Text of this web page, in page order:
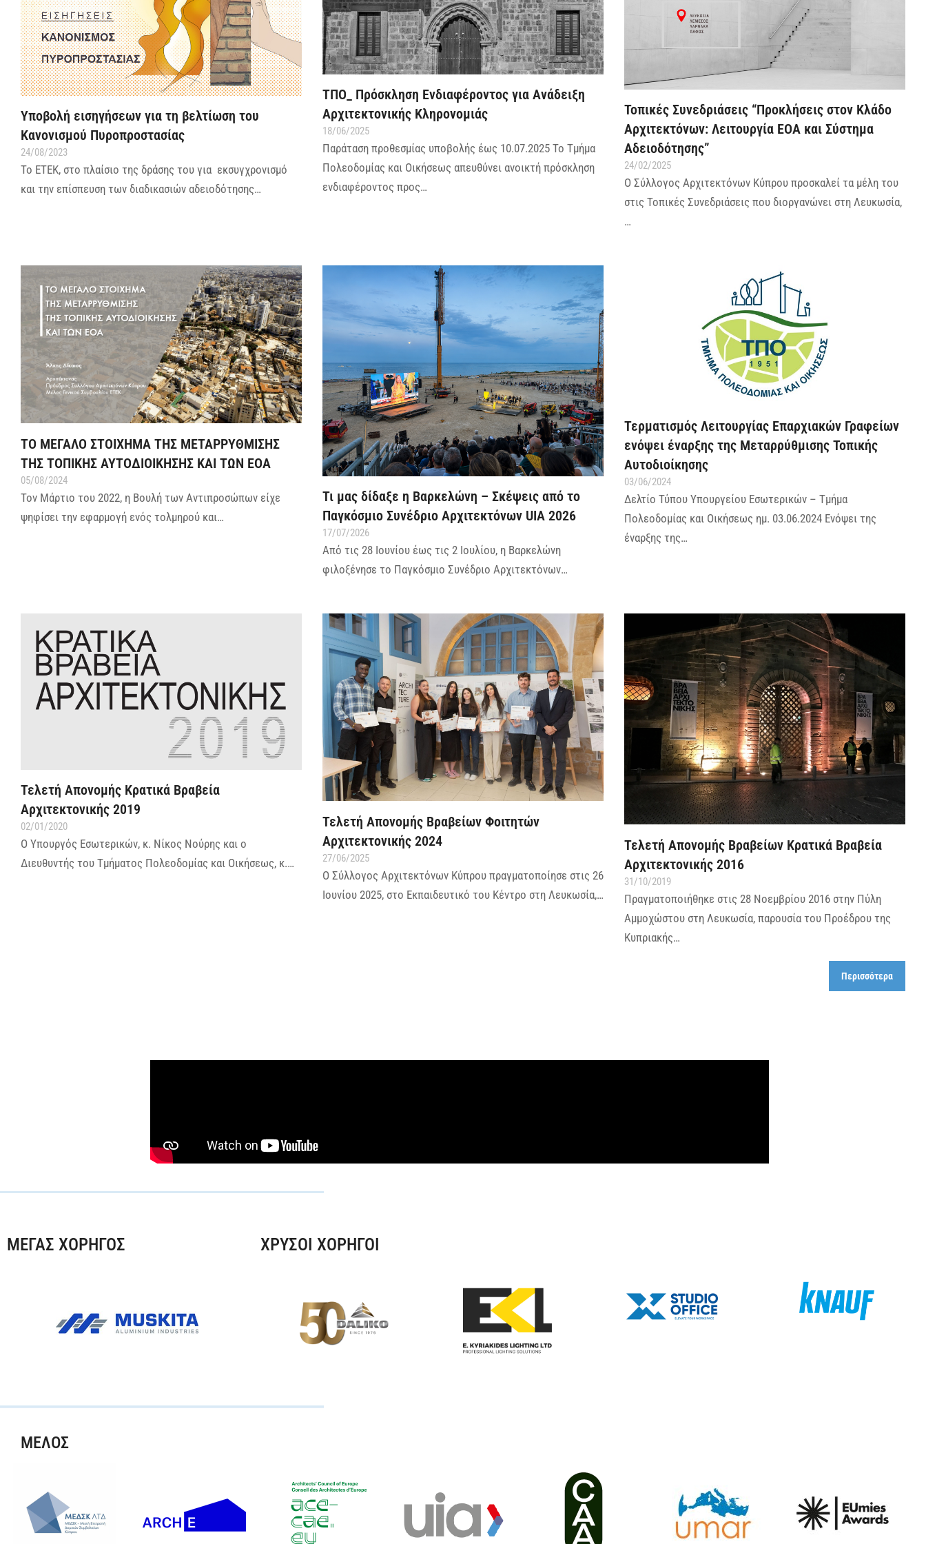
Υποβολή εισηγήσεων για τη βελτίωση του
Κανονισμού Πυροπροστασίας
24/08/2023
Το ΕΤΕΚ, στο πλαίσιο της δράσης του για εκσυγχρονισμό
και την επίσπευση των διαδικασιών αδειοδότησης…
ΤΠΟ_ Πρόσκληση Ενδιαφέροντος για Ανάδειξη
Αρχιτεκτονικής Κληρονομιάς
18/06/2025
Παράταση προθεσμίας υποβολής έως 10.07.2025 Το Τμήμα
Πολεοδομίας και Οικήσεως απευθύνει ανοικτή πρόσκληση
ενδιαφέροντος προς…
Τοπικές Συνεδριάσεις “Προκλήσεις στον Κλάδο
Αρχιτεκτόνων: Λειτουργία ΕΟΑ και Σύστημα
Αδειοδότησης”
24/02/2025
Ο Σύλλογος Αρχιτεκτόνων Κύπρου προσκαλεί τα μέλη του
στις Τοπικές Συνεδριάσεις που διοργανώνει στη Λευκωσία,
…
ΤΟ ΜΕΓΑΛΟ ΣΤΟΙΧΗΜΑ ΤΗΣ ΜΕΤΑΡΡΥΘΜΙΣΗΣ
ΤΗΣ ΤΟΠΙΚΗΣ ΑΥΤΟΔΙΟΙΚΗΣΗΣ ΚΑΙ ΤΩΝ ΕΟΑ
05/08/2024
Τον Μάρτιο του 2022, η Βουλή των Αντιπροσώπων είχε
ψηφίσει την εφαρμογή ενός τολμηρού και…
Τι μας δίδαξε η Βαρκελώνη – Σκέψεις από το
Παγκόσμιο Συνέδριο Αρχιτεκτόνων UIA 2026
17/07/2026
Από τις 28 Ιουνίου έως τις 2 Ιουλίου, η Βαρκελώνη
φιλοξένησε το Παγκόσμιο Συνέδριο Αρχιτεκτόνων…
Τερματισμός Λειτουργίας Επαρχιακών Γραφείων
ενόψει έναρξης της Μεταρρύθμισης Τοπικής
Αυτοδιοίκησης
03/06/2024
Δελτίο Τύπου Υπουργείου Εσωτερικών – Τμήμα
Πολεοδομίας και Οικήσεως ημ. 03.06.2024 Ενόψει της
έναρξης της…
Τελετή Απονομής Κρατικά Βραβεία
Αρχιτεκτονικής 2019
02/01/2020
Ο Υπουργός Εσωτερικών, κ. Νίκος Νούρης και ο
Διευθυντής του Τμήματος Πολεοδομίας και Οικήσεως, κ.…
Τελετή Απονομής Βραβείων Φοιτητών
Αρχιτεκτονικής 2024
27/06/2025
Ο Σύλλογος Αρχιτεκτόνων Κύπρου πραγματοποίησε στις 26
Ιουνίου 2025, στο Εκπαιδευτικό του Κέντρο στη Λευκωσία,…
Τελετή Απονομής Βραβείων Κρατικά Βραβεία
Αρχιτεκτονικής 2016
31/10/2019
Πραγματοποιήθηκε στις 28 Νοεμβρίου 2016 στην Πύλη
Αμμοχώστου στη Λευκωσία, παρουσία του Προέδρου της
Κυπριακής…
Περισσότερα
ΜΕΓΑΣ ΧΟΡΗΓΟΣ ΧΡΥΣΟΙ ΧΟΡΗΓΟΙ
ΜΕΛΟΣ